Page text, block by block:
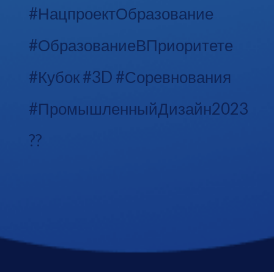
#НацпроектОбразование
#ОбразованиеВПриоритете
#Кубок #3D #Соревнования
#ПромышленныйДизайн2023
??